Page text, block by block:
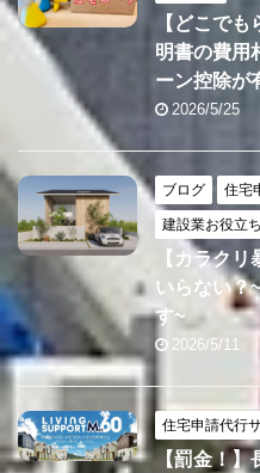
【どこで
明書の費用
ーン控除が
2026/5/25
ブログ 住宅
建設業お役立
【カラク
いらない？
す~
2026/5/11
住宅申請代行
【罰金！】